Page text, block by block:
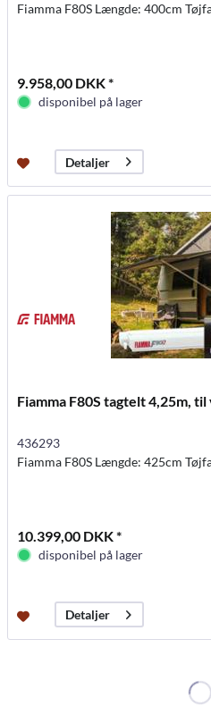
Fiamma F80S Længde: 400cm
9.958,00 DKK *
disponibel på lager
Detaljer
Fiamma F80S tagtelt 4,25m,
436293
Fiamma F80S Længde: 425cm
10.399,00 DKK *
disponibel på lager
Detaljer